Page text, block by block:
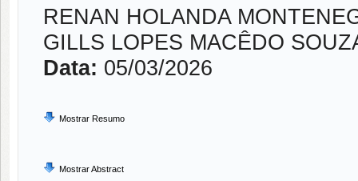
RENAN HOLANDA
GILLS LOPES MACÊDO
Data: 05/03/2026
Mostrar Resumo
Mostrar Abstract